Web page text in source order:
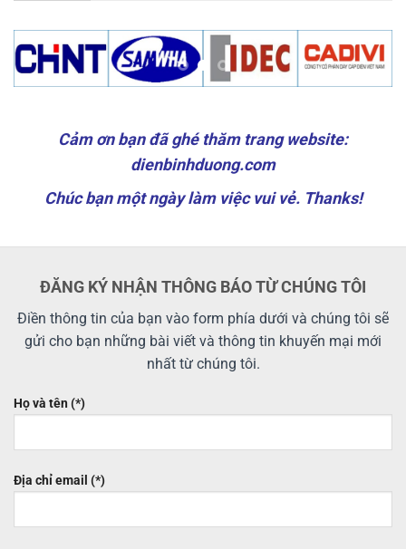
Cảm ơn bạn đã ghé thăm trang website:
dienbinhduong.com
Chúc bạn một ngày làm việc vui vẻ. Thanks!
ĐĂNG KÝ NHẬN THÔNG BÁO TỪ CHÚNG TÔI
Điền thông tin của bạn vào form phía dưới và chúng tôi sẽ
gửi cho bạn những bài viết và thông tin khuyến mại mới
nhất từ chúng tôi.
Họ và tên (*)
Địa chỉ email (*)